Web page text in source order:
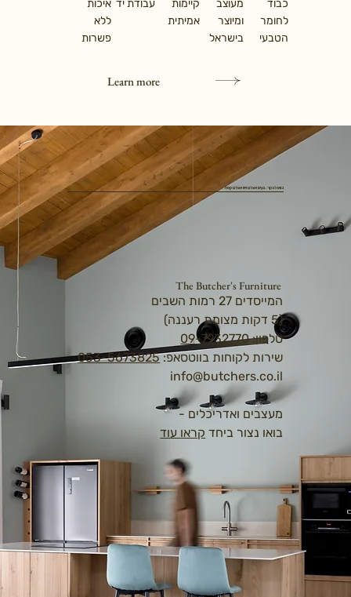
כבוד
לחומר
הטבעי
מעוצב
ומיוצר
בישראל
קיימות
אמיתית
עבודת יד איכות
ללא
פשרות
Learn more
בואו לבקר. נעים אצלנו ויש אצלנו קפה
The Butcher's Furniture
המייסדים 27 רמות השבים
(5 דקות מצומת רעננה)
טלפון:09-7932770
שירות לקוחות בווטסאפ:053-5673825
info@butchers.co.il
מעצבים ואדריכלים -
בואו נצור ביחד קראו עוד